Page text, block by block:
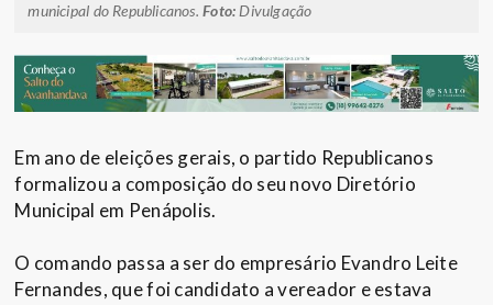
municipal do Republicanos.Foto: Divulgação
Em ano de eleições gerais, o partido Republicanos
formalizou a composição do seu novo Diretório
Municipal em Penápolis.
O comando passa a ser do empresário Evandro Leite
Fernandes, que foi candidato a vereador e estava